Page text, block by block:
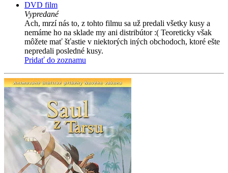
DVD film
Vypredané
Ach, mrzí nás to, z tohto filmu sa už predali všetky kusy a
nemáme ho na sklade my ani distribútor :( Teoreticky však
môžete mať šťastie v niektorých iných obchodoch, ktoré ešte
nepredali posledné kusy.
Pridať do zoznamu